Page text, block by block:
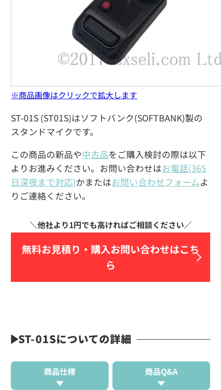
ST-01S (ST01S)はソフトバンク(SOFTBANK)製の
スタンドマイクです。
この商品の新品や中古品をご購入検討の際は以下
よりお進みください。お問い合わせはお電話(365
日深夜まで対応)かまたはお問い合わせフォームよ
りご連絡ください。
無料お見積り・ 購入お問い合わせはこち
ら
※商品画像はクリックで拡大します
ST-01Sについての詳細
商品仕様 商品Q&A